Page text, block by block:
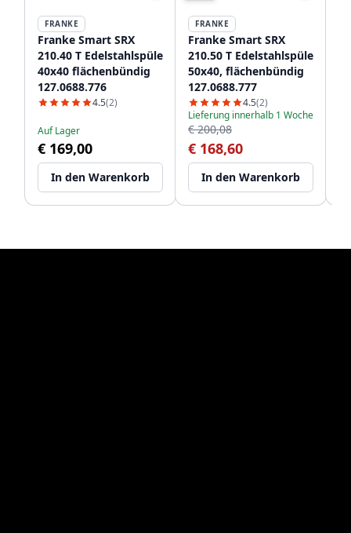
FRANKE
Franke Smart SRX
210.40 T Edelstahlspüle
40x40 flächenbündig
127.0688.776
4.5(2)
Auf Lager
€ 169,00
In den Warenkorb
FRANKE
Franke Smart SRX
210.50 T Edelstahlspüle
50x40, flächenbündig
127.0688.777
4.5(2)
Lieferung innerhalb 1 Woche
€ 200,08
€ 168,60
In den Warenkorb